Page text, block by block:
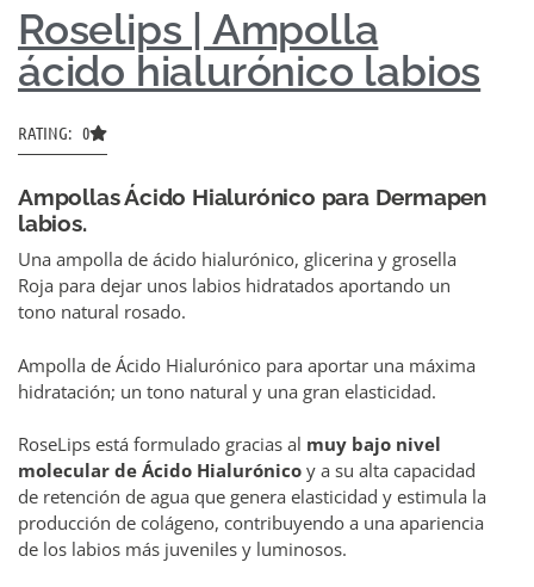
Roselips | Ampolla
ácido hialurónico labios
RATING: 0
Ampollas Ácido Hialurónico para Dermapen
labios.
Una ampolla de ácido hialurónico, glicerina y grosella
Roja para dejar unos labios hidratados aportando un
tono natural rosado.
Ampolla de Ácido Hialurónico para aportar una máxima
hidratación; un tono natural y una gran elasticidad.
RoseLips está formulado gracias al muy bajo nivel
molecular de Ácido Hialurónico y a su alta capacidad
de retención de agua que genera elasticidad y estimula la
producción de colágeno, contribuyendo a una apariencia
de los labios más juveniles y luminosos.